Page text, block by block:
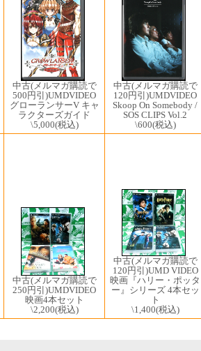
中古(メルマガ購読で
500円引)UMDVIDEO
グローランサーV キャ
ラクターズガイド
\5,000(税込)
中古(メルマガ購読で
120円引)UMDVIDEO
Skoop On Somebody /
SOS CLIPS Vol.2
\600(税込)
中古(メルマガ購読で
250円引)UMDVIDEO
映画4本セット
\2,200(税込)
中古(メルマガ購読で
120円引)UMD VIDEO
映画『ハリー・ポッタ
ー』シリーズ 4本セッ
ト
\1,400(税込)